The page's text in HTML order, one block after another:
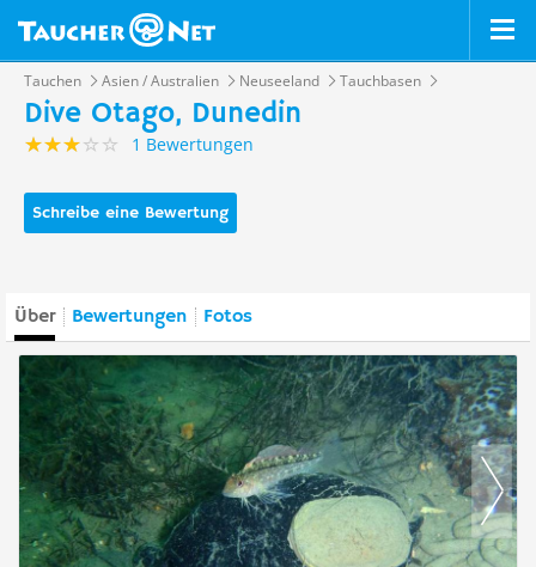
Tauchen Asien / Australien Neuseeland Tauchbasen
Dive Otago, Dunedin
1 Bewertungen
Schreibe eine Bewertung
Über Bewertungen Fotos